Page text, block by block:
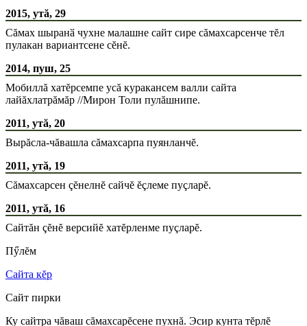
2015, утă, 29
Сăмах шыранӑ чухне малашне сайт сире сăмахсарсенче тĕл
пулакан вариантсене сĕнĕ.
2014, пуш, 25
Мобиллă хатĕрсемпе усă куракансем валли сайта
лайăхлатрăмăр //Мирон Толи пулăшнипе.
2011, утă, 20
Вырăсла-чăвашла сăмахсарпа пуянланчĕ.
2011, утă, 19
Сăмахсарсен çĕнелнĕ сайчĕ ĕçлеме пуçларĕ.
2011, утă, 16
Сайтăн çĕнĕ версийĕ хатĕрленме пуçларĕ.
Пӳлĕм
Сайта кĕр
Сайт пирки
Ку сайтра чăваш сăмахсарĕсене пухнă. Эсир кунта тĕрлĕ